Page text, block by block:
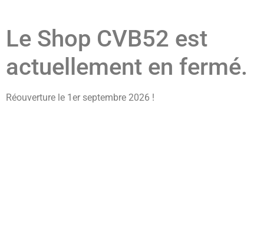
Le Shop CVB52 est
actuellement en fermé.
Réouverture le 1er septembre 2026 !